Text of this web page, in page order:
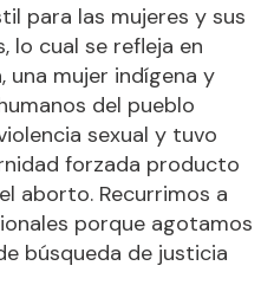
para las mujeres y sus
lo cual se refleja en
una mujer indígena y
del pueblo
sexual y tuvo
forzada producto
aborto. Recurrimos a
porque agotamos
búsqueda de justicia